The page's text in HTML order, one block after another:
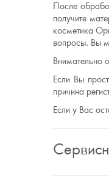
После
получите
косметика
вопросы. Вы
Внимательно
Если Вы
причина
Если у Вас